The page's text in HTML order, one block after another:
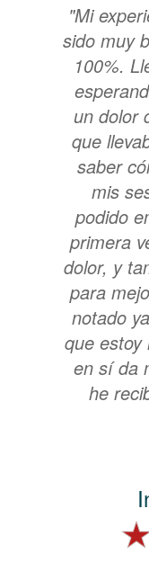
"Mi
sido muy
100%.
un dolor
que
saber
mis
podido
primera
dolor, y
para
notado
que
en sí da
he